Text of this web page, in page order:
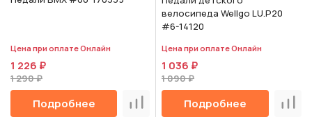
Цена при оплате Онлайн
1 226 ₽
1 290 ₽
Подробнее Сравнить
велосипеда Wellgo LU.P20
#6-14120
Цена при оплате Онлайн
1 036 ₽
1 090 ₽
Подробнее